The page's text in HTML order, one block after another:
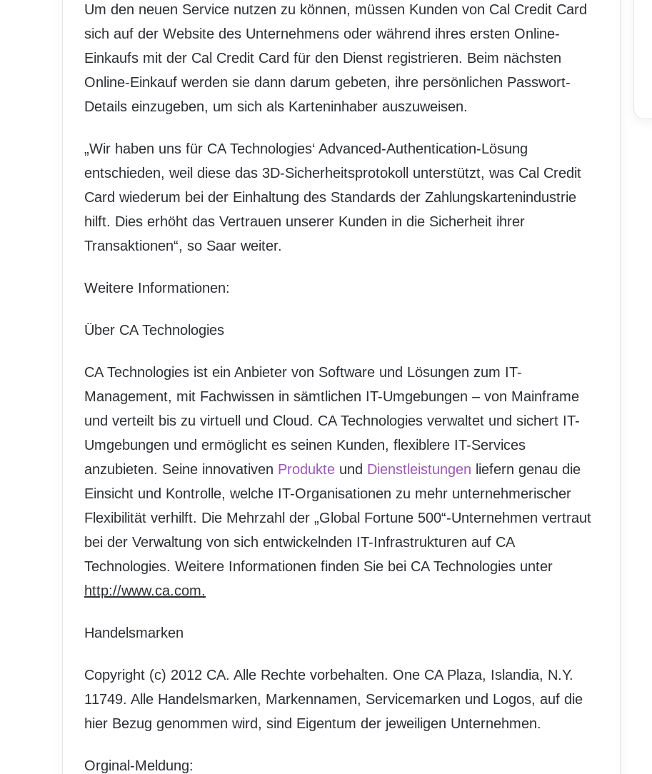
Um den neuen Service nutzen zu können, müssen Kunden von Cal Credit Card
sich auf der Website des Unternehmens oder während ihres ersten Online-
Einkaufs mit der Cal Credit Card für den Dienst registrieren. Beim nächsten
Online-Einkauf werden sie dann darum gebeten, ihre persönlichen Passwort-
Details einzugeben, um sich als Karteninhaber auszuweisen.
„Wir haben uns für CA Technologies‘ Advanced-Authentication-Lösung
entschieden, weil diese das 3D-Sicherheitsprotokoll unterstützt, was Cal Credit
Card wiederum bei der Einhaltung des Standards der Zahlungskartenindustrie
hilft. Dies erhöht das Vertrauen unserer Kunden in die Sicherheit ihrer
Transaktionen“, so Saar weiter.
Weitere Informationen:
Über CA Technologies
CA Technologies ist ein Anbieter von Software und Lösungen zum IT-
Management, mit Fachwissen in sämtlichen IT-Umgebungen – von Mainframe
und verteilt bis zu virtuell und Cloud. CA Technologies verwaltet und sichert IT-
Umgebungen und ermöglicht es seinen Kunden, flexiblere IT-Services
anzubieten. Seine innovativen Produkte und Dienstleistungen liefern genau die
Einsicht und Kontrolle, welche IT-Organisationen zu mehr unternehmerischer
Flexibilität verhilft. Die Mehrzahl der „Global Fortune 500“-Unternehmen vertraut
bei der Verwaltung von sich entwickelnden IT-Infrastrukturen auf CA
Technologies. Weitere Informationen finden Sie bei CA Technologies unter
http://www.ca.com.
Handelsmarken
Copyright (c) 2012 CA. Alle Rechte vorbehalten. One CA Plaza, Islandia, N.Y.
11749. Alle Handelsmarken, Markennamen, Servicemarken und Logos, auf die
hier Bezug genommen wird, sind Eigentum der jeweiligen Unternehmen.
Orginal-Meldung: